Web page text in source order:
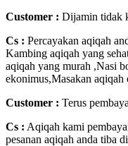
Customer : Dijamin tidak
Cs : Percayakan aqiqah
Kambing aqiqah yang
aqiqah yang murah ,Nasi
ekonimus,Masakan aqiqah
Customer : Terus
Cs : Aqiqah kami
pesanan aqiqah anda tiba